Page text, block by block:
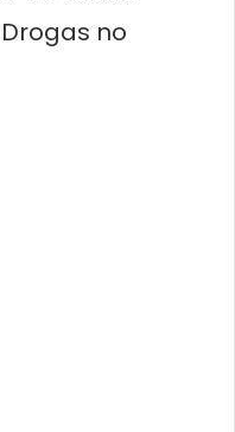
no